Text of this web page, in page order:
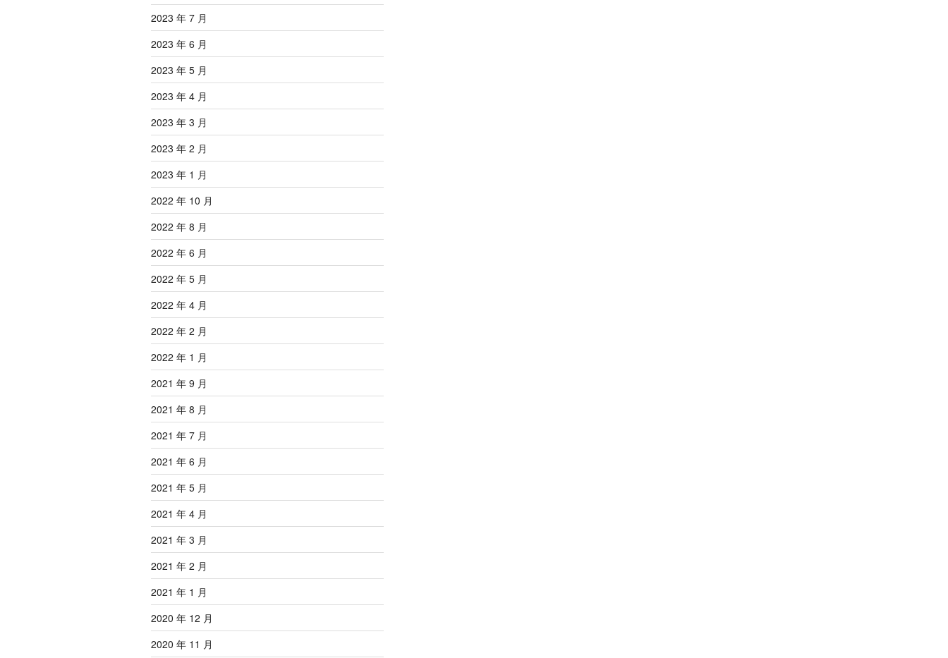
2023 年 7 月
2023 年 6 月
2023 年 5 月
2023 年 4 月
2023 年 3 月
2023 年 2 月
2023 年 1 月
2022 年 10 月
2022 年 8 月
2022 年 6 月
2022 年 5 月
2022 年 4 月
2022 年 2 月
2022 年 1 月
2021 年 9 月
2021 年 8 月
2021 年 7 月
2021 年 6 月
2021 年 5 月
2021 年 4 月
2021 年 3 月
2021 年 2 月
2021 年 1 月
2020 年 12 月
2020 年 11 月